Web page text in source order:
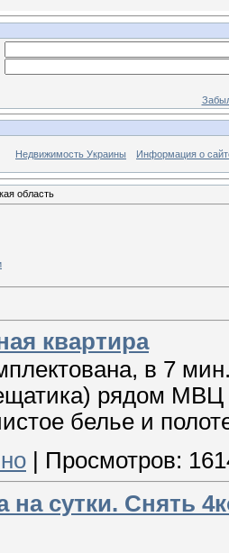
Недвижимость Украины Информация о
область
квартира
в 7
рядом
белье и
Просмотров:
на сутки. Снять